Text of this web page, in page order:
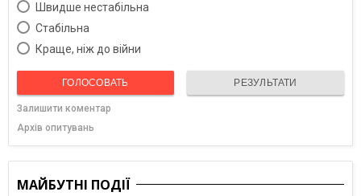
Швидше нестабільна
Cтабільна
Краще, ніж до війни
ГОЛОСОВАТЬ РЕЗУЛЬТАТИ
Залишити коментар
Архів опитувань
МАЙБУТНІ ПОДІЇ